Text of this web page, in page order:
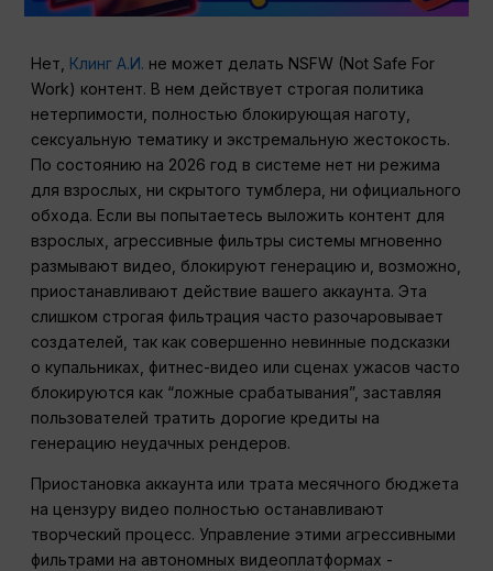
Нет, Клинг А.И. не может делать NSFW (Not Safe For
Work) контент. В нем действует строгая политика
нетерпимости, полностью блокирующая наготу,
сексуальную тематику и экстремальную жестокость.
По состоянию на 2026 год в системе нет ни режима
для взрослых, ни скрытого тумблера, ни официального
обхода. Если вы попытаетесь выложить контент для
взрослых, агрессивные фильтры системы мгновенно
размывают видео, блокируют генерацию и, возможно,
приостанавливают действие вашего аккаунта. Эта
слишком строгая фильтрация часто разочаровывает
создателей, так как совершенно невинные подсказки
о купальниках, фитнес-видео или сценах ужасов часто
блокируются как “ложные срабатывания”, заставляя
пользователей тратить дорогие кредиты на
генерацию неудачных рендеров.
Приостановка аккаунта или трата месячного бюджета
на цензуру видео полностью останавливают
творческий процесс. Управление этими агрессивными
фильтрами на автономных видеоплатформах -